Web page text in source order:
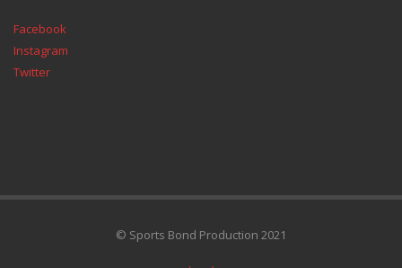
Facebook
Instagram
Twitter
© Sports Bond Production 2021
ホーム